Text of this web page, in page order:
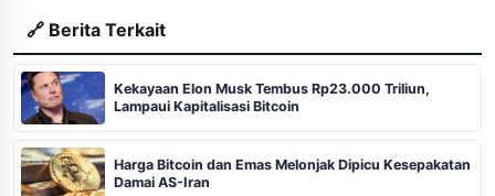
🔗 Berita Terkait
Kekayaan Elon Musk Tembus Rp23.000 Triliun,
Lampaui Kapitalisasi Bitcoin
Harga Bitcoin dan Emas Melonjak Dipicu Kesepakatan
Damai AS-Iran